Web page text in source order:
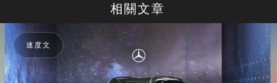
相關文章
速度文